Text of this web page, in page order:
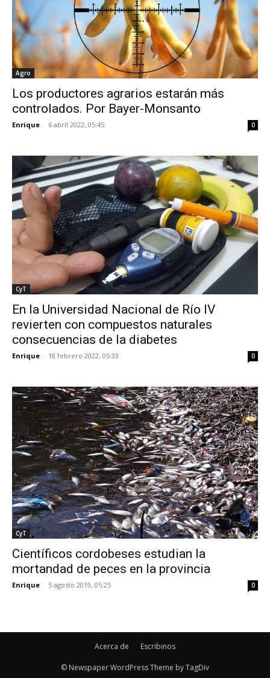
Agro
Los productores agrarios estarán más
controlados. Por Bayer-Monsanto
Enrique - 6 abril 2022, 05:45 0
CyT
En la Universidad Nacional de Río IV
revierten con compuestos naturales
consecuencias de la diabetes
Enrique - 18 febrero 2022, 05:33 0
CyT
Científicos cordobeses estudian la
mortandad de peces en la provincia
Enrique - 5 agosto 2019, 05:25 0
Acerca de Escribinos
© Newspaper WordPress Theme by TagDiv